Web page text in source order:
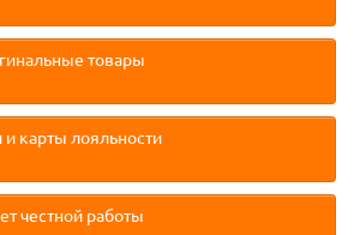
товары
и карты лояльности
честной работы